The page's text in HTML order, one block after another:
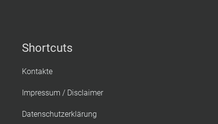
Shortcuts
Kontakte
Impressum / Disclaimer
Datenschutzerklärung